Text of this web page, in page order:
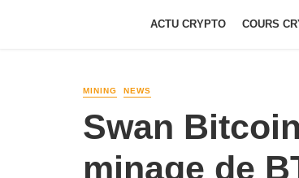
ACTU CRYPTO COURS
MINING NEWS
Swan
minage de